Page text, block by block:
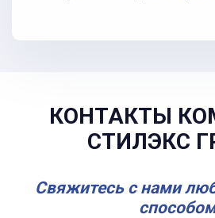
КОНТАКТЫ
СТИЛЭКС
Свяжитесь с нами